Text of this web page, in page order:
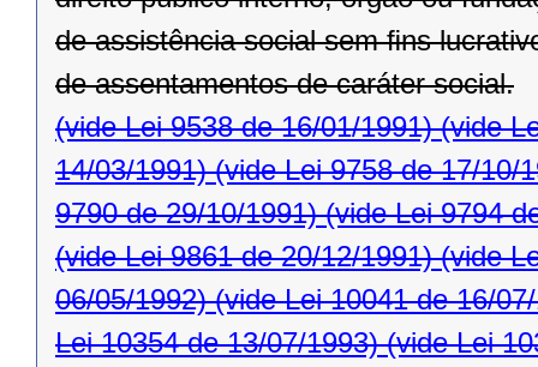
de assistência social sem ﬁns
de assentamentos de caráter social.
(vide Lei 9538 de 16/01/1991)(vide
14/03/1991)(vide Lei 9758 de 17/10/
9790 de 29/10/1991)(vide Lei 9794
(vide Lei 9861 de 20/12/1991)(vide
06/05/1992)(vide Lei 10041 de 16/
Lei 10354 de 13/07/1993)(vide Lei